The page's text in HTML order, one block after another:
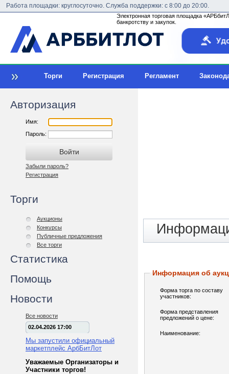
Работа площадки: круглосуточно. Служба поддержки: с 8:00 до 20:00.
Электронная торговая площадка
банкротству и закупок.
Торги Регистрация Регламент
Авторизация
Имя:
Пароль:
Забыли пароль?
Регистрация
Торги
Аукционы
Конкурсы
Публичные предложения
Все торги
Статистика
Помощь
Новости
Все новости
02.04.2026 17:00
Мы запустили официальный
маркетплейс АрбБитЛот
Уважаемые Организаторы и
Участники торгов!
Информация об
Форма торга по составу
участников:
Форма представления
предложений о цене:
Наименование: